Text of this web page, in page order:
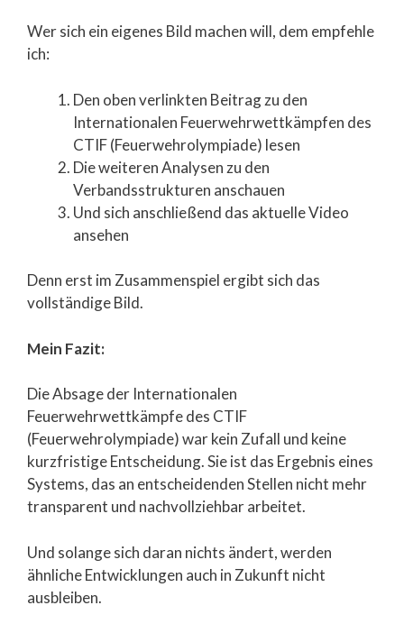
Wer sich ein eigenes Bild machen will, dem empfehle
ich:
Den oben verlinkten Beitrag zu den
Internationalen Feuerwehrwettkämpfen des
CTIF (Feuerwehrolympiade) lesen
Die weiteren Analysen zu den
Verbandsstrukturen anschauen
Und sich anschließend das aktuelle Video
ansehen
Denn erst im Zusammenspiel ergibt sich das
vollständige Bild.
Mein Fazit:
Die Absage der Internationalen
Feuerwehrwettkämpfe des CTIF
(Feuerwehrolympiade) war kein Zufall und keine
kurzfristige Entscheidung. Sie ist das Ergebnis eines
Systems, das an entscheidenden Stellen nicht mehr
transparent und nachvollziehbar arbeitet.
Und solange sich daran nichts ändert, werden
ähnliche Entwicklungen auch in Zukunft nicht
ausbleiben.